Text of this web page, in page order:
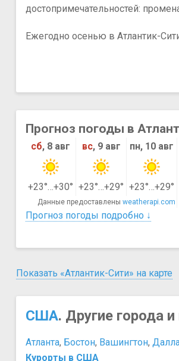
достопримечательностей:
Ежегодно осенью в Атлантик-
Прогноз погоды в
сб, 8 авг вс, 9 авг пн, 10 авг
+23°…+30° +23°…+29° +23°…+29°
Данные предоставлены weatherapi.com
Прогноз погоды подробно ↓
Показать «Атлантик-Сити» на карте
США. Другие города
Атланта, Бостон, Вашингтон,
Курорты в США